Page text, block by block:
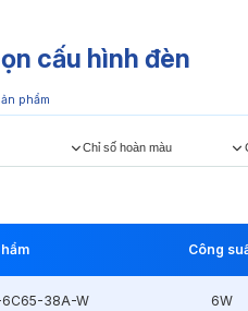
cấu hình đèn
phẩm
Chỉ số hoàn màu
Công
38A-W 6W